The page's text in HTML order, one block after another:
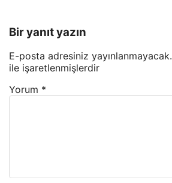
Bir yanıt yazın
E-posta adresiniz yayınlanmayacak.
ile işaretlenmişlerdir
Yorum *